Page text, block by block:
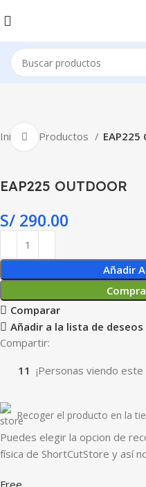
Inicio Productos EAP225
Clic para ampliar
EAP225 OUTDOOR
S/ 290.00
Añadir
Comparar
Añadir a la lista de deseos
Compartir:
11 ¡Personas viendo
Recoger el producto en la
Puedes elegir la opcion de
física de ShortCutStore y así
Free